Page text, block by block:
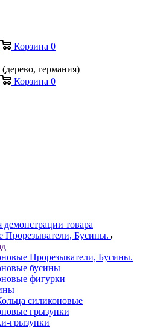
Корзина 0
германия)
Корзина 0
демонстрации товара
Прорезыватели, Бусины.
Прорезыватели, Бусины.
бусины
фигурки
силиконовые
грызунки
грызунки